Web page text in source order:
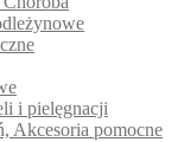
i pielęgnacji
Akcesoria pomocne